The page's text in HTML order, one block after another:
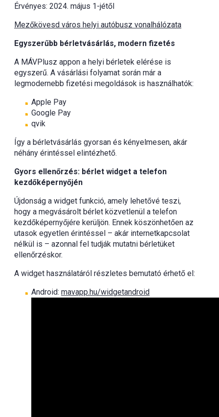
Érvényes: 2024. május 1-jétől
Mezőkövesd város helyi autóbusz vonalhálózata
Egyszerűbb bérletvásárlás, modern fizetés
A MÁVPlusz appon a helyi bérletek elérése is
egyszerű. A vásárlási folyamat során már a
legmodernebb fizetési megoldások is használhatók:
Apple Pay
Google Pay
qvik
Így a bérletvásárlás gyorsan és kényelmesen, akár
néhány érintéssel elintézhető.
Gyors ellenőrzés: bérlet widget a telefon
kezdőképernyőjén
Újdonság a widget funkció, amely lehetővé teszi,
hogy a megvásárolt bérlet közvetlenül a telefon
kezdőképernyőjére kerüljön. Ennek köszönhetően az
utasok egyetlen érintéssel – akár internetkapcsolat
nélkül is – azonnal fel tudják mutatni bérletüket
ellenőrzéskor.
A widget használatáról részletes bemutató érhető el:
Android: mavapp.hu/widgetandroid